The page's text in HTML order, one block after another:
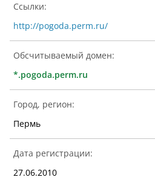
Ссылки:
http://pogoda.perm.ru/
Обсчитываемый домен:
*.pogoda.perm.ru
Город, регион:
Пермь
Дата регистрации:
27.06.2010